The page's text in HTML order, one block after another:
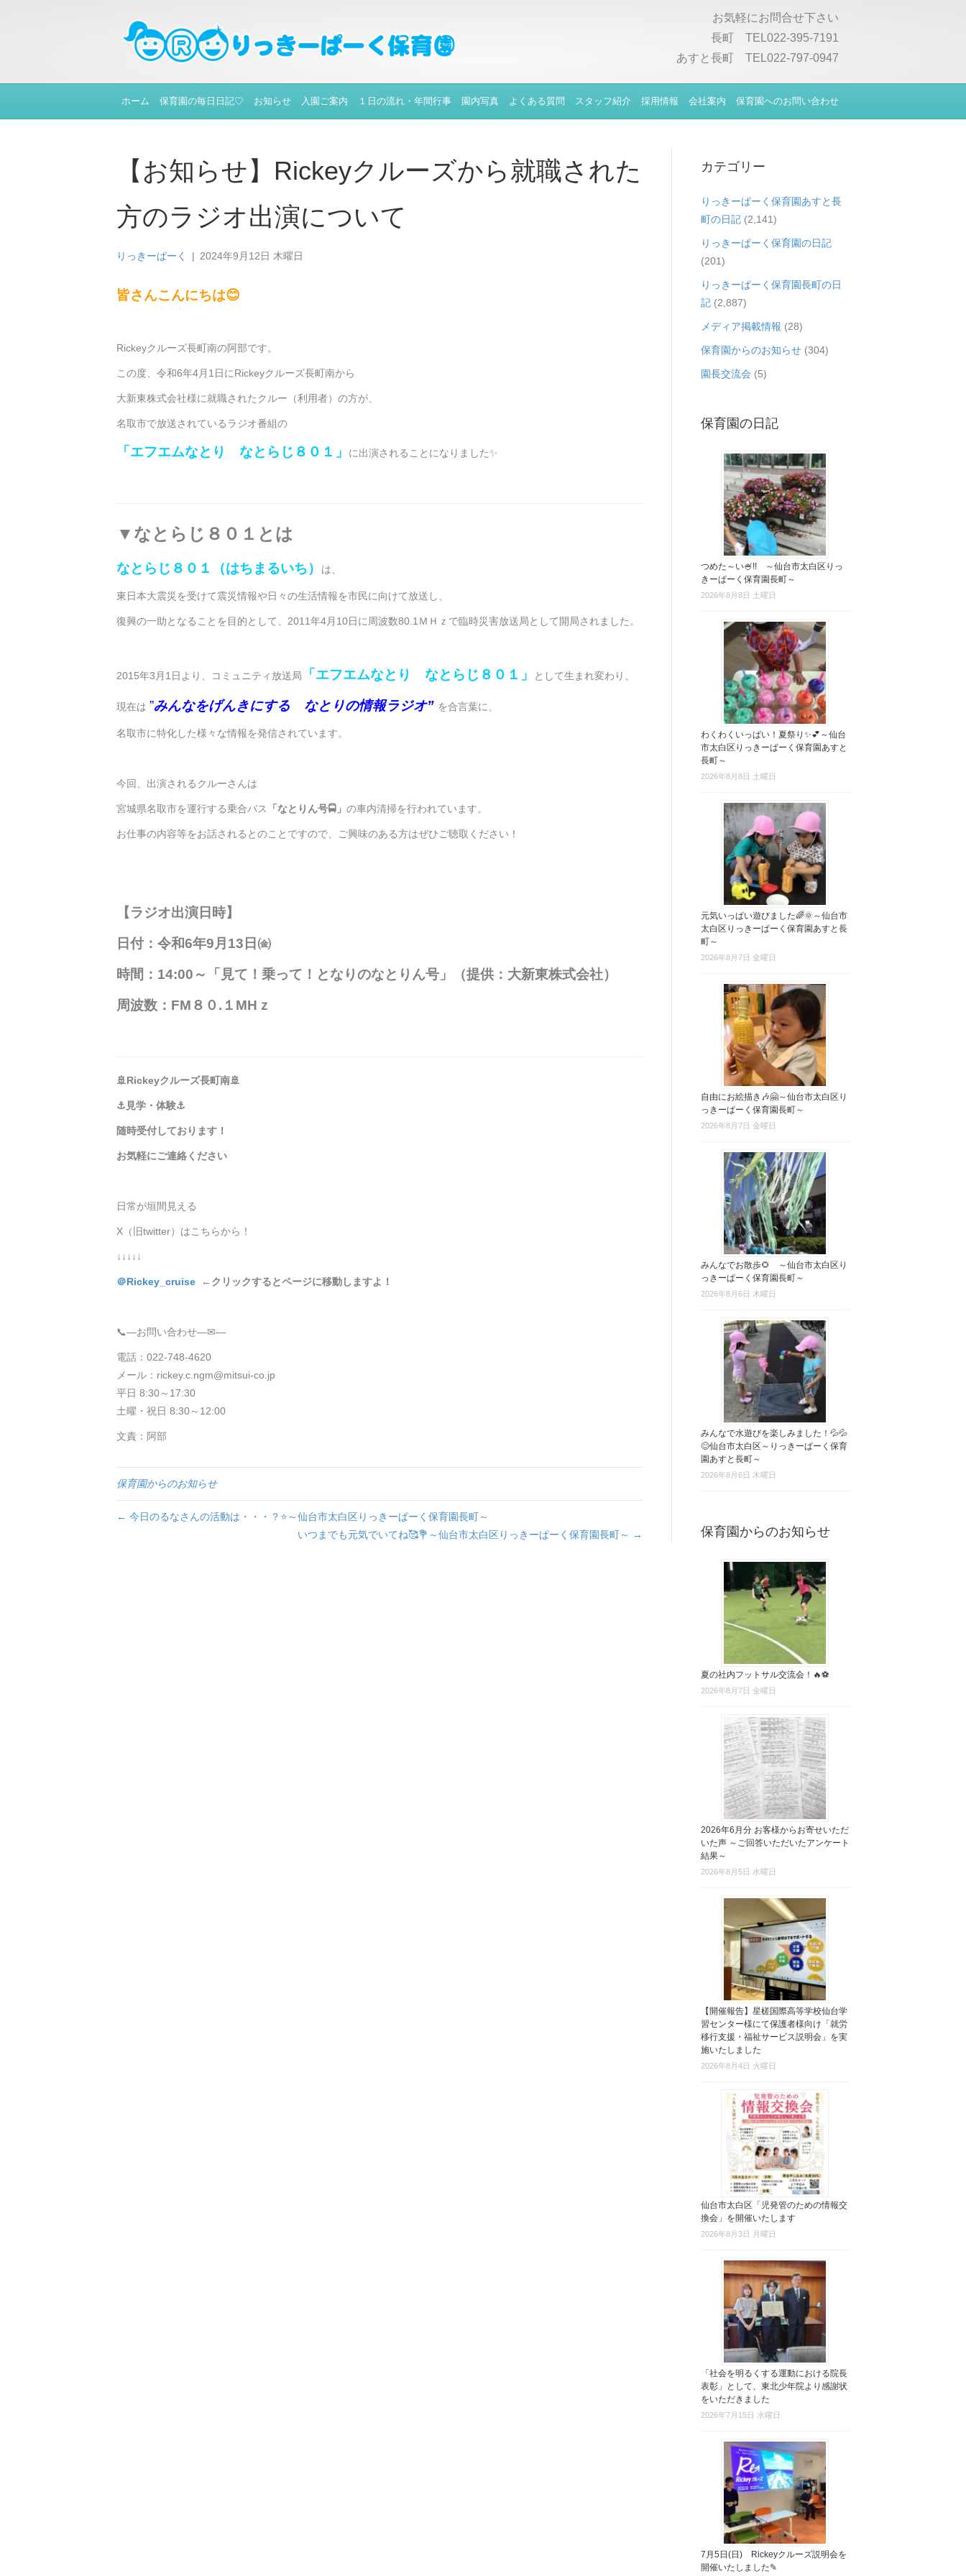
お気軽にお問合せ下さい
長町 TEL022-395-7191
あすと長町 TEL022-797-0947
ホーム 保育園の毎日日記♡ お知らせ 入園ご案内 １日の流れ・年間行事 園内写真 よくある質問 スタッフ紹介 採用情報 会社案内 保育園へのお問い合わせ
【お知らせ】Rickeyクルーズから就職された
方のラジオ出演について
りっきーぱーく | 2024年9月12日 木曜日
皆さんこんにちは😊
Rickeyクルーズ長町南の阿部です。
この度、令和6年4月1日にRickeyクルーズ長町南から
大新東株式会社様に就職されたクルー（利用者）の方が、
名取市で放送されているラジオ番組の
「エフエムなとり なとらじ８０１」 に出演されることになりました✨
▼なとらじ８０１とは
なとらじ８０１（はちまるいち） は、
東日本大震災を受けて震災情報や日々の生活情報を市民に向けて放送し、
復興の一助となることを目的として、2011年4月10日に周波数80.1ＭＨｚで臨時災害放送局として開局されました。
2015年3月1日より、コミュニティ放送局 「エフエムなとり なとらじ８０１」 として生まれ変わり、
現在は ”みんなをげんきにする なとりの情報ラジオ” を合言葉に、
名取市に特化した様々な情報を発信されています。
今回、出演されるクルーさんは
宮城県名取市を運行する乗合バス 「なとりん号🚍」 の車内清掃を行われています。
お仕事の内容等をお話されるとのことですので、ご興味のある方はぜひご聴取ください！
【ラジオ出演日時】
日付：令和6年9月13日㈮
時間：14:00～「見て！乗って！となりのなとりん号」（提供：大新東株式会社）
周波数：FM８０.１MHｚ
🚢Rickeyクルーズ長町南🚢
⚓ 見学・体験⚓
随時受付しております！
お気軽にご連絡ください
日常が垣間見える
X（旧twitter）はこちらから！
↓↓↓↓↓
＠Rickey_cruise ← クリックするとページに移動しますよ！
📞—お問い合わせ—✉—
電話：022-748-4620
メール：rickey.c.ngm@mitsui-co.jp
平日 8:30～17:30
土曜・祝日 8:30～12:00
文責：阿部
保育園からのお知らせ
← 今日のるなさんの活動は・・・？⭐～仙台市太白区りっきーぱーく保育園長町～
いつまでも元気でいてね🥰💐～仙台市太白区りっきーぱーく保育園長町～ →
カテゴリー
りっきーぱーく保育園あすと長
町の日記(2,141)
りっきーぱーく保育園の日記
(201)
りっきーぱーく保育園長町の日
記(2,887)
メディア掲載情報 (28)
保育園からのお知らせ(304)
園長交流会 (5)
保育園の日記
つめた～い🍧!! ～仙台市太白区りっ
きーぱーく保育園長町～
2026年8月8日 土曜日
わくわくいっぱい！夏祭り✨💕～仙台
市太白区りっきーぱーく保育園あすと
長町～
2026年8月8日 土曜日
元気いっぱい遊びました🌈🌞～仙台市
太白区りっきーぱーく保育園あすと長
町～
2026年8月7日 金曜日
自由にお絵描き🎶🤗～仙台市太白区り
っきーぱーく保育園長町～
2026年8月7日 金曜日
みんなでお散歩🌻 ～仙台市太白区り
っきーぱーく保育園長町～
2026年8月6日 木曜日
みんなで水遊びを楽しみました！💦💦
😊仙台市太白区～りっきーぱーく保育
園あすと長町～
2026年8月6日 木曜日
保育園からのお知らせ
夏の社内フットサル交流会！🔥⚽
2026年8月7日 金曜日
2026年6月分 お客様からお寄せいただ
いた声 ～ご回答いただいたアンケート
結果～
2026年8月5日 水曜日
【開催報告】星槎国際高等学校仙台学
習センター様にて保護者様向け「就労
移行支援・福祉サービス説明会」を実
施いたしました
2026年8月4日 火曜日
仙台市太白区「児発管のための情報交
換会」を開催いたします
2026年8月3日 月曜日
「社会を明るくする運動における院長
表彰」として、東北少年院より感謝状
をいただきました
2026年7月15日 水曜日
7月5日(日) Rickeyクルーズ説明会を
開催いたしました✎